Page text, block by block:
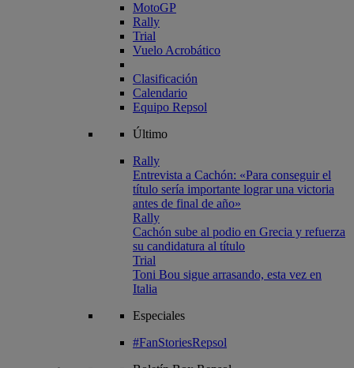
MotoGP
Rally
Trial
Vuelo Acrobático
Clasificación
Calendario
Equipo Repsol
Último
Rally
Entrevista a Cachón: «Para conseguir el
título sería importante lograr una victoria
antes de final de año»
Rally
Cachón sube al podio en Grecia y refuerza
su candidatura al título
Trial
Toni Bou sigue arrasando, esta vez en
Italia
Especiales
#FanStoriesRepsol